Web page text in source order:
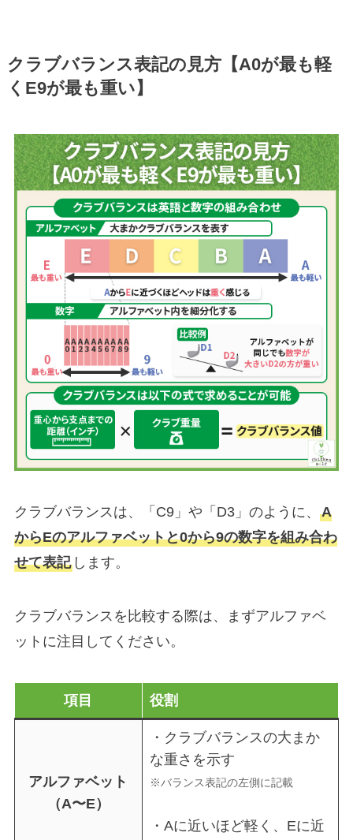
クラブバランス表記の見方【A0が最も軽
くE9が最も重い】
クラブバランスは、「C9」や「D3」のように、 A
からEのアルファベットと0から9の数字を組み合わ
せて表記します。
クラブバランスを比較する際は、まずアルファベ
ットに注目してください。
項目 役割
アルファベット
（A〜E）
・クラブバランスの大まか
な重さを示す
※バランス表記の左側に記載
・Aに近いほど軽く、Eに近